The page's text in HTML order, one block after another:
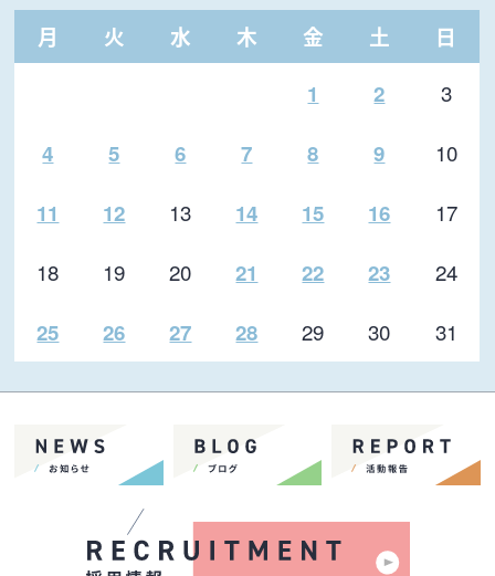
月
火 水 木 金 土 日
1 2 3
4 5 6 7 8 9 10
11 12 13 14 15 16
17
18
19 20 21 22 23 24
25 26 27 28 29 30 31